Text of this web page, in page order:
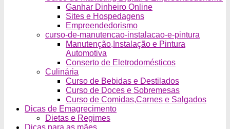
Ganhar Dinheiro Online
Sites e Hospedagens
Empreendedorismo
curso-de-manutencao-instalacao-e-pintura
Manutenção,Instalação e Pintura
Automotiva
Conserto de Eletrodomésticos
Culinária
Curso de Bebidas e Destilados
Curso de Doces e Sobremesas
Curso de Comidas,Carnes e Salgados
Dicas de Emagrecimento
Dietas e Regimes
Dicas para as mães